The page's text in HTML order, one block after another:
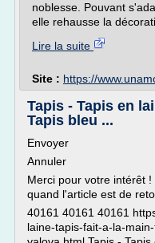
noblesse. Pouvant
elle rehausse la
Lire la suite
Site : https://
Tapis - Tapis en
Tapis bleu ...
Envoyer
Annuler
Merci pour votre intérêt
quand l'article est de
40161 40161 40161
laine-tapis-fait-a-la-